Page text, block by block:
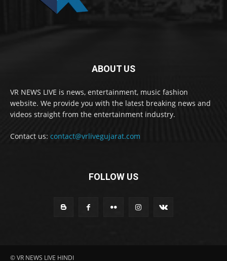
ABOUT US
VR NEWS LIVE is news, entertainment, music fashion
website. We provide you with the latest breaking news and
videos straight from the entertainment industry.
Contact us: contact@vrlivegujarat.com
FOLLOW US
© VR NEWS LIVE HINDI